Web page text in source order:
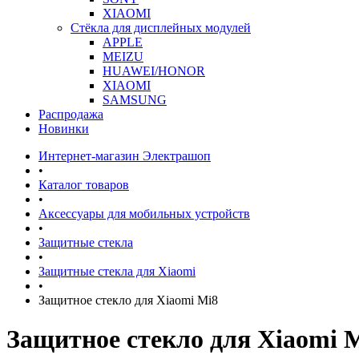
XIAOMI
Стёкла для дисплейных модулей
APPLE
MEIZU
HUAWEI/HONOR
XIAOMI
SAMSUNG
Распродажа
Новинки
Интернет-магазин Электрашоп
•
Каталог товаров
•
Аксессуары для мобильных устройств
•
Защитные стекла
•
Защитные стекла для Xiaomi
•
Защитное стекло для Xiaomi Mi8
Защитное стекло для Xiaomi